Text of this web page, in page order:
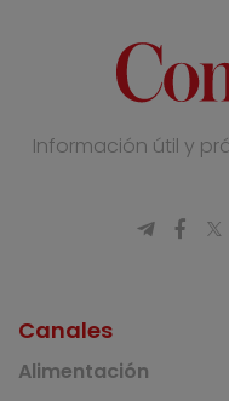
Información útil y
Canales
Alimentación